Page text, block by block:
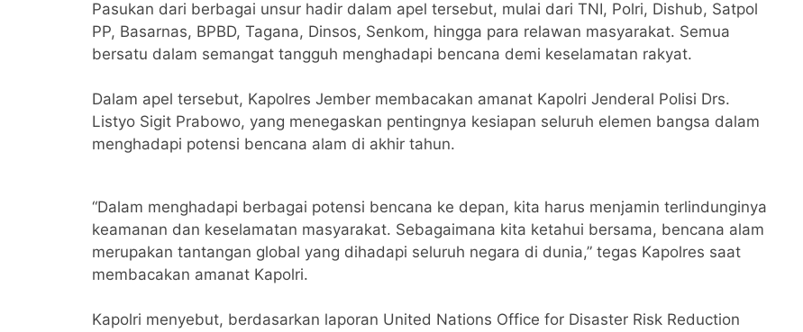
Pasukan dari berbagai unsur hadir dalam apel tersebut, mulai dari TNI, Polri, Dishub, Satpol
PP, Basarnas, BPBD, Tagana, Dinsos, Senkom, hingga para relawan masyarakat. Semua
bersatu dalam semangat tangguh menghadapi bencana demi keselamatan rakyat.
Dalam apel tersebut, Kapolres Jember membacakan amanat Kapolri Jenderal Polisi Drs.
Listyo Sigit Prabowo, yang menegaskan pentingnya kesiapan seluruh elemen bangsa dalam
menghadapi potensi bencana alam di akhir tahun.
“Dalam menghadapi berbagai potensi bencana ke depan, kita harus menjamin terlindunginya
keamanan dan keselamatan masyarakat. Sebagaimana kita ketahui bersama, bencana alam
merupakan tantangan global yang dihadapi seluruh negara di dunia,” tegas Kapolres saat
membacakan amanat Kapolri.
Kapolri menyebut, berdasarkan laporan United Nations Office for Disaster Risk Reduction